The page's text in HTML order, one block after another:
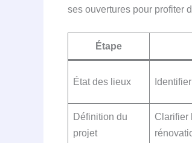
ses ouvertures pour profiter
Étape
État des lieux
Définition du
projet
Clarifier